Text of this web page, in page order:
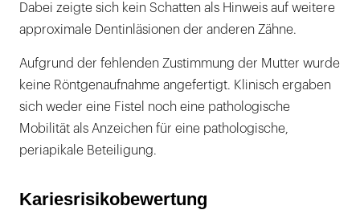
Dabei zeigte sich kein Schatten als Hinweis auf weitere
approximale Dentinläsionen der anderen Zähne.
Aufgrund der fehlenden Zustimmung der Mutter wurde
keine Röntgenaufnahme angefertigt. Klinisch ergaben
sich weder eine Fistel noch eine pathologische
Mobilität als Anzeichen für eine pathologische,
periapikale Beteiligung.
Kariesrisikobewertung